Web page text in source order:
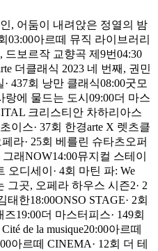
, 어둠이 내려앉은 정열의 밤
03:00아르떼 뮤직 라이브러리
드보르작 교향곡 제9번04:30
더클래식 2023 네 번째, 권민
· 437회 낭만 클래식08:00굿모
랑에 물드는 도시 09:00더 마스
크리스티안 차하리아스
이스· 37회 한경arte X 렛츠클
페라· 25회 베를린 슈타츠오퍼
래NOW14:00뮤지컬 스테이
오디세이 · 4회 마틴 파: We
그곳, 오페라 하우스 시즌2· 2
태한18:00ONSO STAGE· 2회
즈19:00더 마스터피스· 149회
de la musique20:00아르떼
아르떼 CINEMA· 12회 더 테